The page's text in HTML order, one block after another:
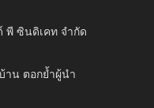
พี ซินดิเคท จำกัด
าน ตอกย้ำผู้นำ